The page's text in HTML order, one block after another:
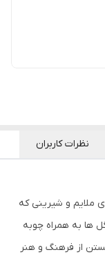
نظرات کاربران
ی ملایم و شیرینی که
ها به همراه چوبه
از فرهنگ و هنر